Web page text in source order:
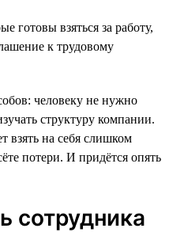
готовы взяться за работу,
к трудовому
человеку не нужно
структуру компании.
взять на себя слишком
потери. И придётся опять
сотрудника